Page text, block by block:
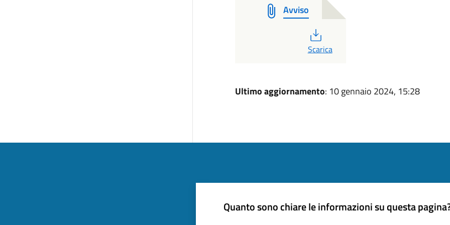
Avviso
PDF
Scarica
Ultimo aggiornamento: 10 gennaio 2024, 15:28
Quanto sono chiare le informazioni su questa